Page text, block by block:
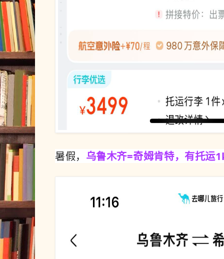
暑假， 乌鲁木齐=奇姆肯特，有托运